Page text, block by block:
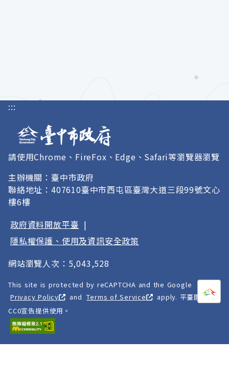
打開
:::
請使用Chrome、FireFox、Edge、Safari等瀏覽器瀏覽
主辦機關：臺中市政府
聯絡地址：407610臺中市西屯區臺灣大道三段99號文心
樓6樓
政府資料開放平臺 |
隱私權保護、使用及資訊安全政策
網站瀏覽人次：5,043,528
This site is protected by reCAPTCHA and the Google
Privacy Policy
and Terms of Service
apply. 平臺圖像以
CC0宣告提供使用。